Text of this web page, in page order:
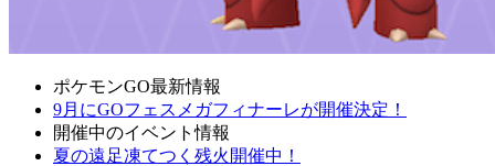
ポケモンGO最新情報
9月にGOフェスメガフィナーレが開催決定！
開催中のイベント情報
夏の遠足凍てつく残火開催中！